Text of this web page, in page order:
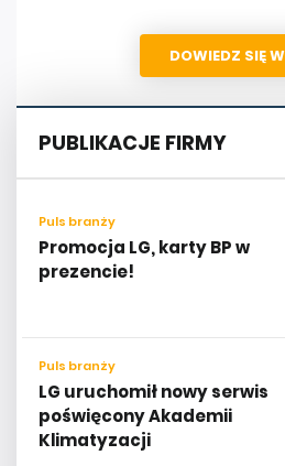
DOWIEDZ SIĘ
PUBLIKACJE FIRMY
Puls branży
Promocja LG, karty BP w
prezencie!
Puls branży
LG uruchomił nowy serwis
poświęcony Akademii
Klimatyzacji